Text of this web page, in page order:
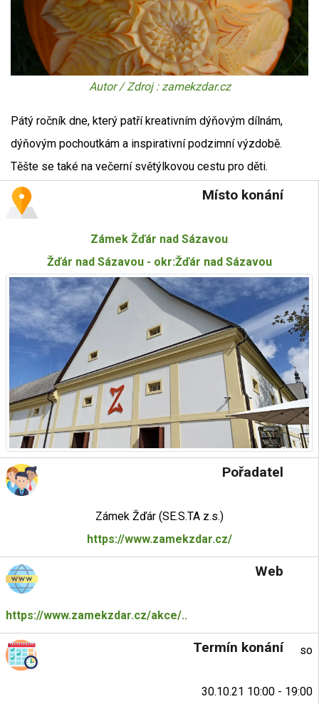
Autor / Zdroj : zamekzdar.cz
Pátý ročník dne, který patří kreativním dýňovým dílnám,
dýňovým pochoutkám a inspirativní podzimní výzdobě.
Těšte se také na večerní světýlkovou cestu pro děti.
Místo konání
Zámek Žďár nad Sázavou
Žďár nad Sázavou - okr:Žďár nad Sázavou
Pořadatel
Zámek Žďár (SE.S.TA z.s.)
https://www.zamekzdar.cz/
Web
https://www.zamekzdar.cz/akce/..
Termín konání so
30.10.21 10:00 - 19:00